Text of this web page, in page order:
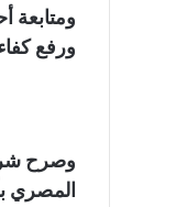
ومتابعة
ورفع
وصرح
المصري